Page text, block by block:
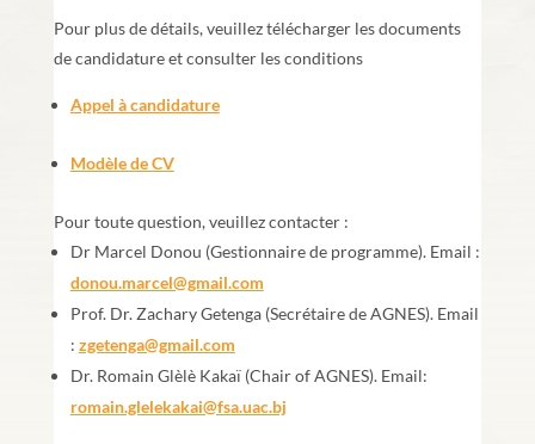
Pour plus de détails, veuillez télécharger les documents
de candidature et consulter les conditions
Appel à candidature
Modèle de CV
Pour toute question, veuillez contacter :
Dr Marcel Donou (Gestionnaire de programme). Email :
donou.marcel@gmail.com
Prof. Dr. Zachary Getenga (Secrétaire de AGNES). Email
: zgetenga@gmail.com
Dr. Romain Glèlè Kakaï (Chair of AGNES). Email:
romain.glelekakai@fsa.uac.bj